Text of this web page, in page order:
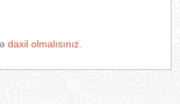
daxil olmalısınız.